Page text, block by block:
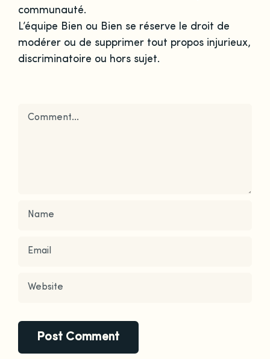
communauté.
L’équipe Bien ou Bien se réserve le droit de
modérer ou de supprimer tout propos injurieux,
discriminatoire ou hors sujet.
Comment